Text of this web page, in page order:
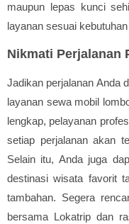
maupun lepas kunci
layanan sesuai
Nikmati Perjalanan
Jadikan perjalanan Anda
layanan sewa mobil
lengkap, pelayanan
setiap perjalanan akan
Selain itu, Anda juga
destinasi wisata favorit
tambahan. Segera
bersama Lokatrip dan